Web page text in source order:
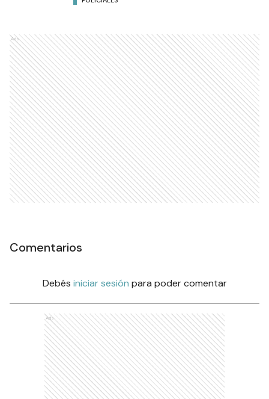
Ads
Comentarios
Debés iniciar sesión para poder comentar
Ads